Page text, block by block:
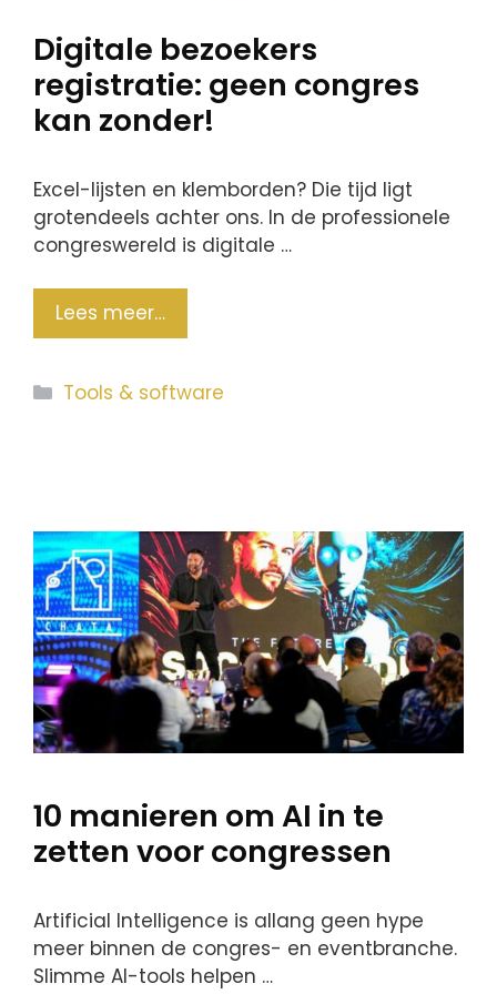
Digitale bezoekers
registratie: geen congres
kan zonder!
Excel-lijsten en klemborden? Die tijd ligt
grotendeels achter ons. In de professionele
congreswereld is digitale …
Lees meer…
Categorieën
Tools & software
10 manieren om AI in te
zetten voor congressen
Artificial Intelligence is allang geen hype
meer binnen de congres- en eventbranche.
Slimme AI-tools helpen …